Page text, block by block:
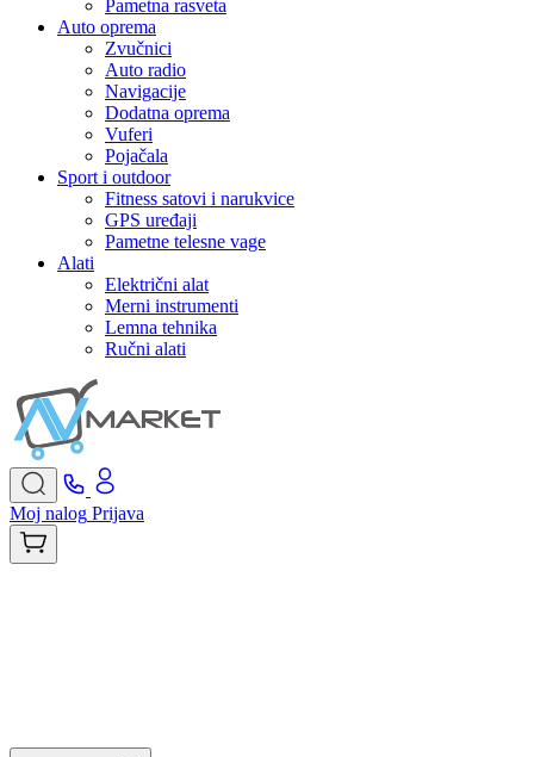
Pametna rasveta
Auto oprema
Zvučnici
Auto radio
Navigacije
Dodatna oprema
Vuferi
Pojačala
Sport i outdoor
Fitness satovi i narukvice
GPS uređaji
Pametne telesne vage
Alati
Električni alat
Merni instrumenti
Lemna tehnika
Ručni alati
Moj nalog Prijava